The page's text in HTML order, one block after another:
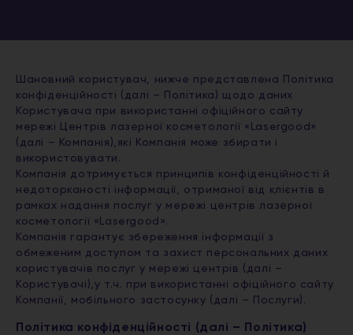
Шановний користувач, нижче представлена Політика
конфіденційності (далі – Політика) щодо даних
Користувача при використанні офіційного сайту
мережі Центрів лазерної косметології «Lasergood»
(далі – Компанія),які Компанія може збирати і
використовувати.
Компанія дотримується принципів конфіденційності й
недоторканості інформації, отриманої від клієнтів в
рамках надання послуг у мережі центрів лазерної
косметології «Lasergood».
Компанія гарантує збереження інформації з
обмеженим доступом та захист персональних даних
користувачів послуг у мережі центрів (далі –
Користувачі),у т.ч. при використанні офіційного сайту
Компанії, мобільного застосунку (далі – Послуги).
Політика конфіденційності (далі – Політика)